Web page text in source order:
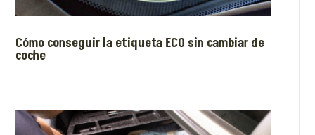
Cómo conseguir la etiqueta ECO sin cambiar de
coche